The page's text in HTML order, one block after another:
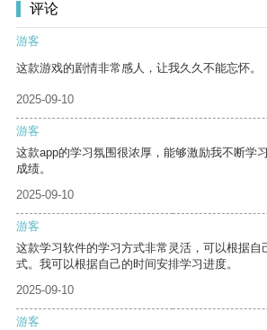
评论
游客
这款游戏的剧情非常感人，让我久久不能忘怀。
2025-09-10
游客
这款app的学习氛围很浓厚，能够激励我不断学
成绩。
2025-09-10
游客
这款学习软件的学习方式非常灵活，可以根据自
式。我可以根据自己的时间安排学习进度。
2025-09-10
游客